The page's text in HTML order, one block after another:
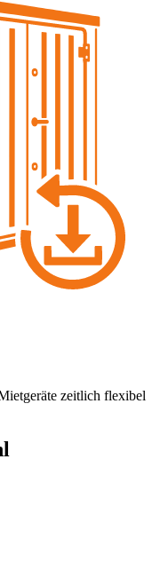
zeitlich flexibel